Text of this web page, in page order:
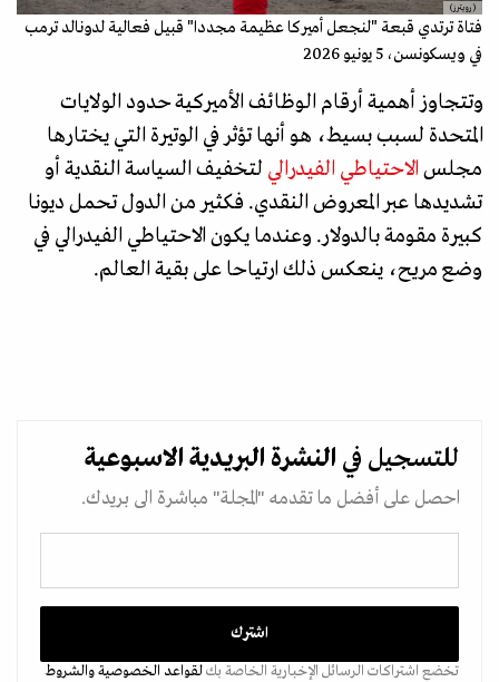
(رويترز)
فتاة ترتدي قبعة "لنجعل أميركا عظيمة مجددا" قبيل فعالية لدونالد ترمب
في ويسكونسن، 5 يونيو 2026
وتتجاوز أهمية أرقام الوظائف الأميركية حدود الولايات
المتحدة لسبب بسيط، هو أنها تؤثر في الوتيرة التي يختارها
مجلس الاحتياطي الفيدرالي لتخفيف السياسة النقدية أو
تشديدها عبر المعروض النقدي. فكثير من الدول تحمل ديونا
كبيرة مقومة بالدولار. وعندما يكون الاحتياطي الفيدرالي في
وضع مريح، ينعكس ذلك ارتياحا على بقية العالم.
للتسجيل في النشرة البريدية الاسبوعية
احصل على أفضل ما تقدمه "المجلة" مباشرة الى بريدك.
تخضع اشتراكات الرسائل الإخبارية الخاصة بكلقواعد الخصوصيةوالشروط